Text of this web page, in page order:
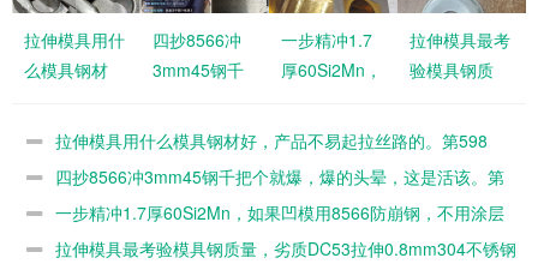
拉伸模具用什
么模具钢材
起拉丝路的。
四抄8566冲
3mm45钢千
的头晕，这是
篇
一步精冲1.7
厚60Si2Mn，
8566防崩
的。第596篇
拉伸模具最考
验模具钢质
DC53拉伸
锈钢几百个就
毛了。第595
篇
拉伸模具用什么模具钢材好，产品不易起拉丝路的。第598
篇
四抄8566冲3mm45钢千把个就爆，爆的头晕，这是活该。第
597篇一步精冲1.7厚60Si2Mn，如果凹模用8566防崩钢，不用涂层
的。第596篇
拉伸模具最考验模具钢质量，劣质DC53拉伸0.8mm304不锈钢